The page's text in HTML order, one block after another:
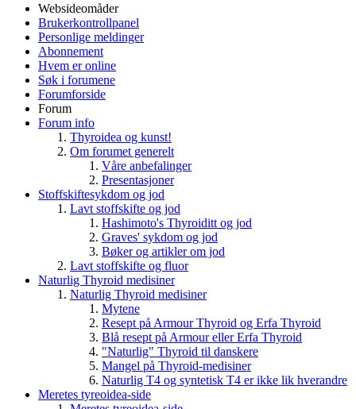
Websideomåder
Brukerkontrollpanel
Personlige meldinger
Abonnement
Hvem er online
Søk i forumene
Forumforside
Forum
Forum info
Thyroidea og kunst!
Om forumet generelt
Våre anbefalinger
Presentasjoner
Stoffskiftesykdom og jod
Lavt stoffskifte og jod
Hashimoto's Thyroiditt og jod
Graves' sykdom og jod
Bøker og artikler om jod
Lavt stoffskifte og fluor
Naturlig Thyroid medisiner
Naturlig Thyroid medisiner
Mytene
Resept på Armour Thyroid og Erfa Thyroid
Blå resept på Armour eller Erfa Thyroid
"Naturlig" Thyroid til danskere
Mangel på Thyroid-medisiner
Naturlig T4 og syntetisk T4 er ikke lik hverandre
Meretes tyreoidea-side